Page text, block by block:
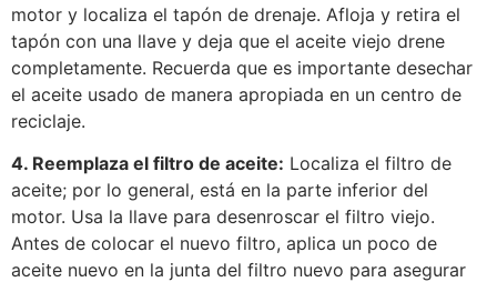
motor y localiza el tapón de drenaje. Afloja y retira el
tapón con una llave y deja que el aceite viejo drene
completamente. Recuerda que es importante desechar
el aceite usado de manera apropiada en un centro de
reciclaje.
4. Reemplaza el filtro de aceite: Localiza el filtro de
aceite; por lo general, está en la parte inferior del
motor. Usa la llave para desenroscar el filtro viejo.
Antes de colocar el nuevo filtro, aplica un poco de
aceite nuevo en la junta del filtro nuevo para asegurar